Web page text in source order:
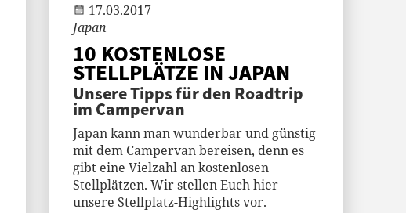
17.03.2017
Japan
10 KOSTENLOSE
STELLPLÄTZE IN JAPAN
Unsere Tipps für den Roadtrip
im Campervan
Japan kann man wunderbar und günstig
mit dem Campervan bereisen, denn es
gibt eine Vielzahl an kostenlosen
Stellplätzen. Wir stellen Euch hier
unsere Stellplatz-Highlights vor.